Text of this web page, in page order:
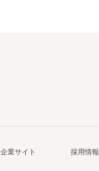
企業サイト 採用情報